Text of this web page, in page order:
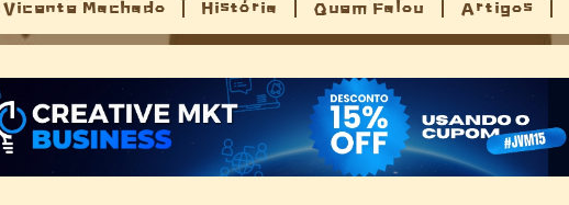
Vicente Machado História Quem Falou Artigos